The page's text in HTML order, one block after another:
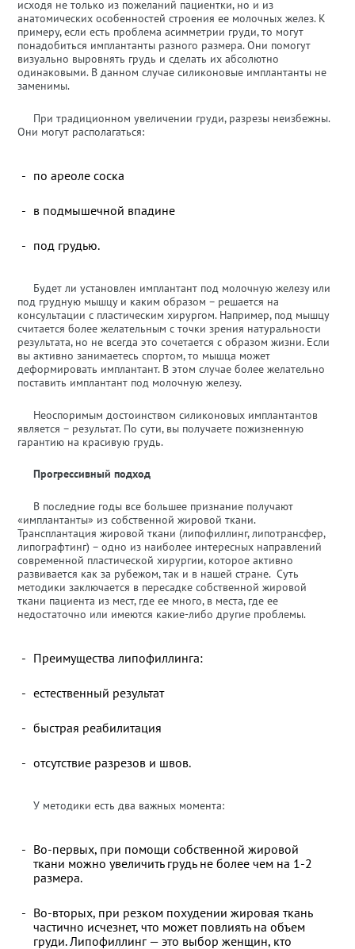
исходя не только из пожеланий пациентки, но и из
анатомических особенностей строения ее молочных желез. К
примеру, если есть проблема асимметрии груди, то могут
понадобиться имплантанты разного размера. Они помогут
визуально выровнять грудь и сделать их абсолютно
одинаковыми. В данном случае силиконовые имплантанты не
заменимы.
При традиционном увеличении груди, разрезы неизбежны.
Они могут располагаться:
по ареоле соска
в подмышечной впадине
под грудью.
Будет ли установлен имплантант под молочную железу или
под грудную мышцу и каким образом – решается на
консультации с пластическим хирургом. Например, под мышцу
считается более желательным с точки зрения натуральности
результата, но не всегда это сочетается с образом жизни. Если
вы активно занимаетесь спортом, то мышца может
деформировать имплантант. В этом случае более желательно
поставить имплантант под молочную железу.
Неоспоримым достоинством силиконовых имплантантов
является – результат. По сути, вы получаете пожизненную
гарантию на красивую грудь.
Прогрессивный подход
В последние годы все большее признание получают
«имплантанты» из собственной жировой ткани.
Трансплантация жировой ткани (липофиллинг, липотрансфер,
липографтинг) – одно из наиболее интересных направлений
современной пластической хирургии, которое активно
развивается как за рубежом, так и в нашей стране. Суть
методики заключается в пересадке собственной жировой
ткани пациента из мест, где ее много, в места, где ее
недостаточно или имеются какие-либо другие проблемы.
Преимущества липофиллинга:
естественный результат
быстрая реабилитация
отсутствие разрезов и швов.
У методики есть два важных момента:
Во-первых, при помощи собственной жировой
ткани можно увеличить грудь не более чем на 1-2
размера.
Во-вторых, при резком похудении жировая ткань
частично исчезнет, что может повлиять на объем
груди. Липофиллинг — это выбор женщин, кто